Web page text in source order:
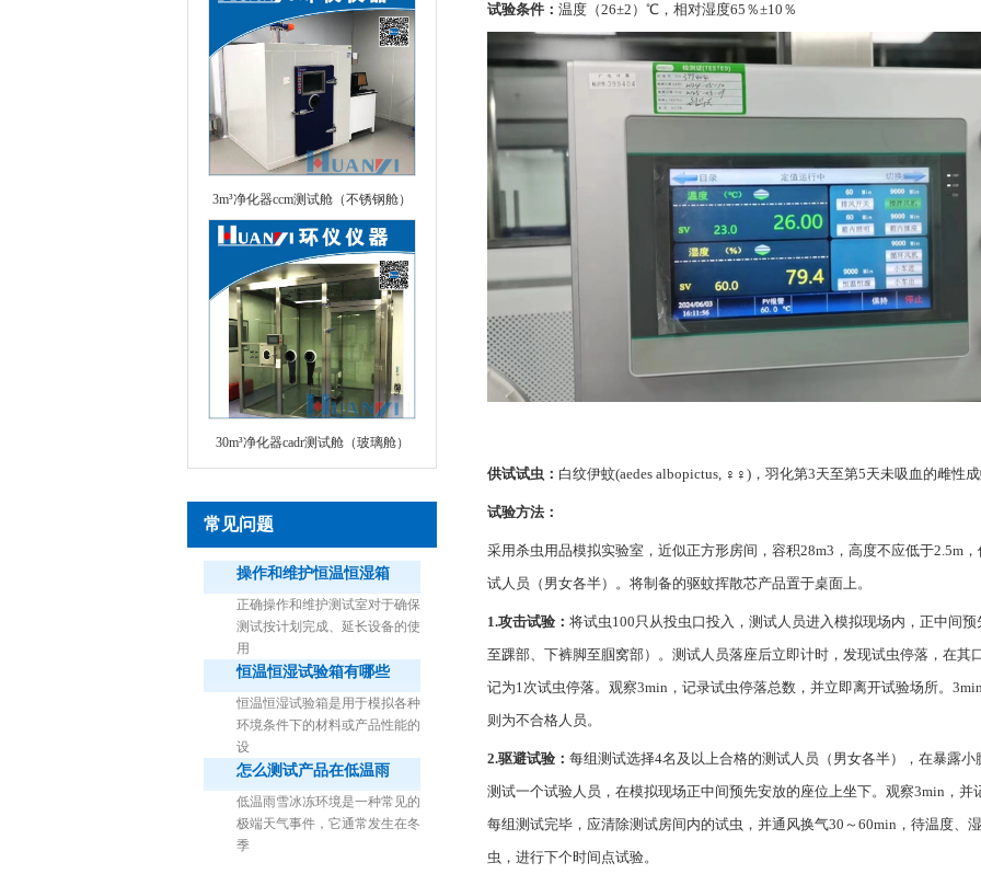
3m³净化器ccm测试舱（不锈钢舱）
30m³净化器cadr测试舱（玻璃舱）
常见问题
操作和维护恒温恒湿箱
正确操作和维护测试室对于确保
测试按计划完成、延长设备的使
用
恒温恒湿试验箱有哪些
恒温恒湿试验箱是用于模拟各种
环境条件下的材料或产品性能的
设
怎么测试产品在低温雨
低温雨雪冰冻环境是一种常见的
极端天气事件，它通常发生在冬
季
试验条件：温度（26±2）℃，相对湿度65％±10％
供试试虫： 白纹伊蚊(aedes albopictus, ♀♀)，羽化第3天至第5天未吸血的雌性
试验方法：
采用杀虫用品模拟实验室，近似正方形房间，容积28m3，高度不应低于2.5m
试人员（男女各半）。将制备的驱蚊挥散芯产品置于桌面上。
1.攻击试验：将试虫100只从投虫口投入，测试人员进入模拟现场内，正中间
至踝部、下裤脚至腘窝部）。测试人员落座后立即计时，发现试虫停落，在其
记为1次试虫停落。观察3min，记录试虫停落总数，并立即离开试验场所。
则为不合格人员。
2.驱避试验：每组测试选择4名及以上合格的测试人员（男女各半），在暴露
测试一个试验人员，在模拟现场正中间预先安放的座位上坐下。观察3min，
每组测试完毕，应清除测试房间内的试虫，并通风换气30～60min，待温度、
虫，进行下个时间点试验。